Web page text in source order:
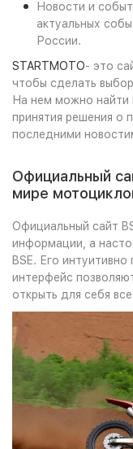
Новости и
актуальных
России.
STARTMOTO- это
чтобы сделать
На нем можно найти
принятия решения о
последними
Официальный
мире
Официальный сайт
информации, а
BSE. Его
интерфейс
открыть для себя